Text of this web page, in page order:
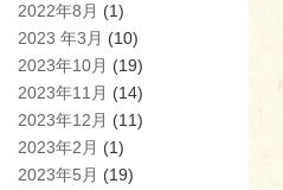
2022年8月 (1)
2023 年3月 (10)
2023年10月 (19)
2023年11月 (14)
2023年12月 (11)
2023年2月 (1)
2023年5月 (19)